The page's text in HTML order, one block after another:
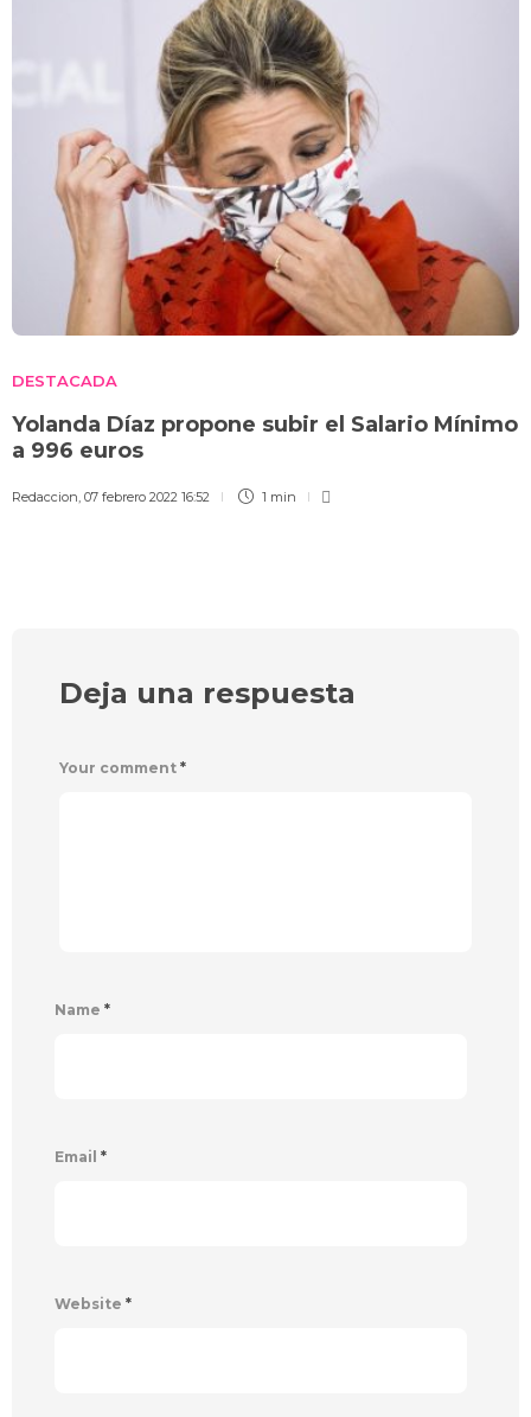
DESTACADA
Yolanda Díaz propone subir el Salario Mínimo
a 996 euros
Redaccion, 07 febrero 2022 16:52 1 min
Deja una respuesta
Your comment *
Name *
Email *
Website *